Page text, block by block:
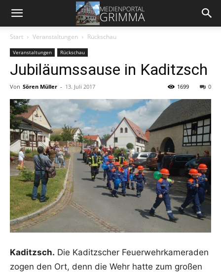
Start Veranstaltungen Rückschau
Veranstaltungen Rückschau
Jubiläumssause in Kaditzsch
Von Sören Müller - 13. Juli 2017 0
1699
Kaditzsch. Die Kaditzscher Feuerwehrkameraden
zogen den Ort, denn die Wehr hatte zum großen